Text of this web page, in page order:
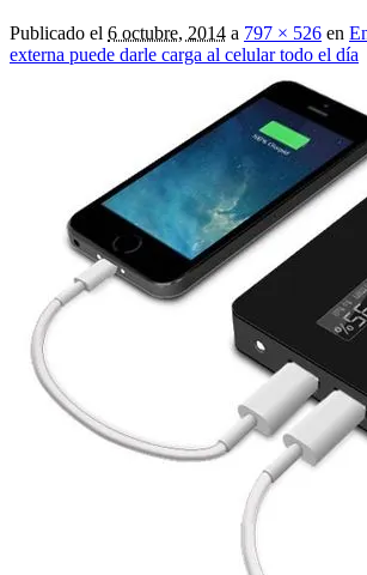
Publicado el 6 octubre, 2014 a 797 × 526 en
externa puede darle carga al celular todo el día